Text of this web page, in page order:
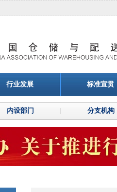
行业发展 标准宣贯
内设部门 分支机构